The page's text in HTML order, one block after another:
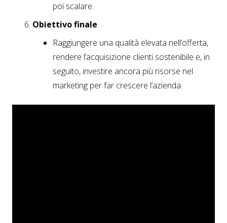
poi scalare.
Obiettivo finale
Raggiungere una qualità elevata nell’offerta,
rendere l’acquisizione clienti sostenibile e, in
seguito, investire ancora più risorse nel
marketing per far crescere l’azienda.